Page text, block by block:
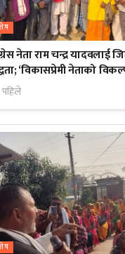
नेता राम चन्द्र यादवलाई
‘विकासप्रेमी नेताको